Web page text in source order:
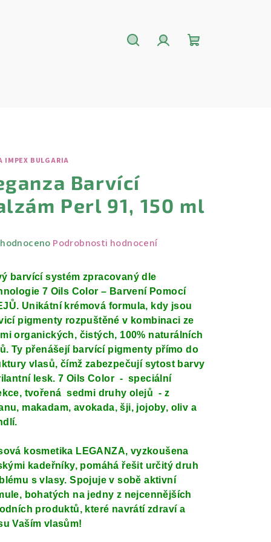
IMPEX BULGARIA
Barvící
Perl 91, 150 ml
Podrobnosti hodnocení
barvící systém zpracovaný dle
7 Oils Color – Barvení Pomocí
Unikátní krémová formula, kdy jsou
pigmenty rozpuštěné v kombinaci ze
organických, čistých, 100% naturálních
Ty přenášejí barvící pigmenty přímo do
vlasů, čímž zabezpečují sytost barvy
lesk. 7 Oils Color - speciální
tvořená sedmi druhy olejů - z
makadam, avokada, šji, jojoby, oliv a
kosmetika LEGANZA, vyzkoušena
kadeřníky, pomáhá řešit určitý druh
s vlasy. Spojuje v sobě aktivní
bohatých na jedny z nejcennějších
produktů, které navrátí zdraví a
Vaším vlasům!